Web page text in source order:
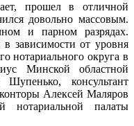
прошел в отличной
довольно массовым.
и парном разрядах.
зависимости от уровня
нотариального округа в
Минской областной
консультант
Алексей Маляров
нотариальной палаты